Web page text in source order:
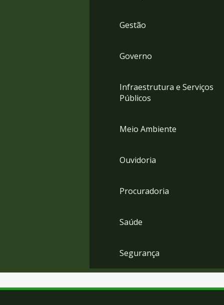
Gestão
Governo
Infraestrutura e Serviços
Públicos
Meio Ambiente
Ouvidoria
Procuradoria
Saúde
Segurança